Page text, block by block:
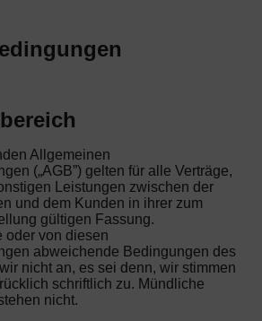
Allgemeinen
(„AGB”) gelten für alle Verträge,
Leistungen zwischen der
und dem Kunden in ihrer zum
gültigen Fassung.
oder von diesen
abweichende Bedingungen des
nicht an, es sei denn, wir stimmen
schriftlich zu. Mündliche
nicht.